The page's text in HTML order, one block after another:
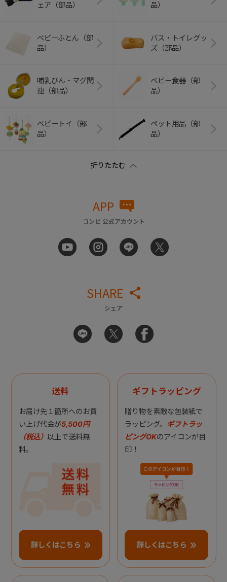
ェア（部品）
品）
ベビーふとん（部
品）
バス・トイレグッ
ズ（部品）
哺乳びん・マグ関
連（部品）
ベビー食器（部
品）
ベビートイ（部
品）
ペット用品（部
品）
APP
コンビ 公式アカウント
SHARE
シェア
送料
お届け先１箇所へのお買
い上げ代金が5,500円
（税込） 以上で送料無
料。
詳しくはこちら
ギフトラッピング
贈り物を素敵な包装紙で
ラッピング。 ギフトラッ
ピングOKのアイコンが目
印！
詳しくはこちら